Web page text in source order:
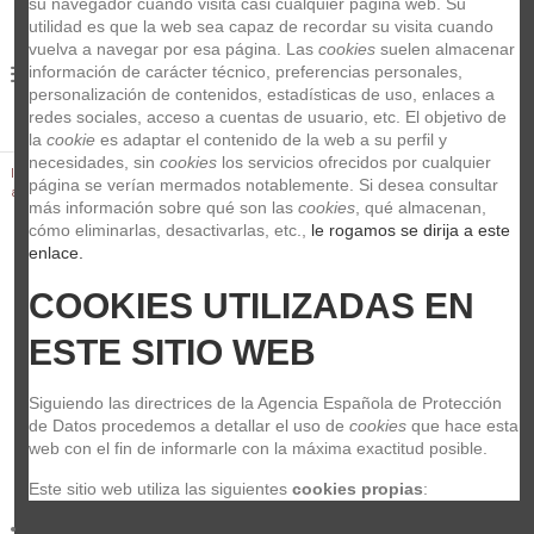
Inicio Sonido Cables
Klotz kik9,00ppbl Cable instrumento 9m
azul
utilidad es que la web sea capaz de recordar su visita cuando
vuelva a navegar por esa página. Las cookies suelen almacenar
información de carácter técnico, preferencias personales,
personalización de contenidos, estadísticas de uso, enlaces a
redes sociales, acceso a cuentas de usuario, etc. El objetivo de
la cookie es adaptar el contenido de la web a su perfil y
necesidades, sin cookies los servicios ofrecidos por cualquier
página se verían mermados notablemente. Si desea consultar
más información sobre qué son las cookies , qué almacenan,
cómo eliminarlas, desactivarlas, etc.,
le rogamos se dirija a este
enlace.
COOKIES UTILIZADAS EN
ESTE SITIO WEB
Siguiendo las directrices de la Agencia Española de Protección
de Datos procedemos a detallar el uso de cookies que hace esta
web con el fin de informarle con la máxima exactitud posible.
Este sitio web utiliza las siguientes cookies propias: